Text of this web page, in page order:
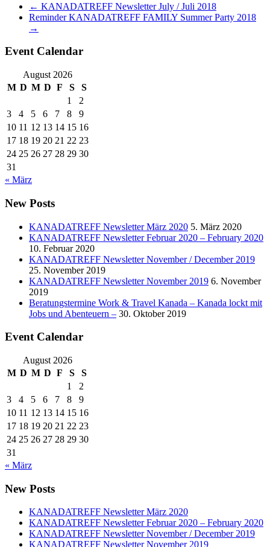
← KANADATREFF Newsletter July / Juli 2018
Reminder KANADATREFF FAMILY Summer Party 2018
→
Event Calendar
August 2026
M D M D F S
S
1
2
3
4 5 6 7 8
9
10 11 12 13 14 15 16
17 18 19 20 21 22 23
24 25 26 27 28 29 30
31
« März
New Posts
KANADATREFF Newsletter März 2020 5. März 2020
KANADATREFF Newsletter Februar 2020 – February 2020
10. Februar 2020
KANADATREFF Newsletter November / December 2019
25. November 2019
KANADATREFF Newsletter November 2019 6. November
2019
Beratungstermine Work & Travel Kanada – Kanada lockt mit
Jobs und Abenteuern – 30. Oktober 2019
Event Calendar
August 2026
M D M D F S
S
1
2
3
4 5 6 7 8
9
10 11 12 13 14 15 16
17 18 19 20 21 22 23
24 25 26 27 28 29 30
31
« März
New Posts
KANADATREFF Newsletter März 2020
KANADATREFF Newsletter Februar 2020 – February 2020
KANADATREFF Newsletter November / December 2019
KANADATREFF Newsletter November 2019